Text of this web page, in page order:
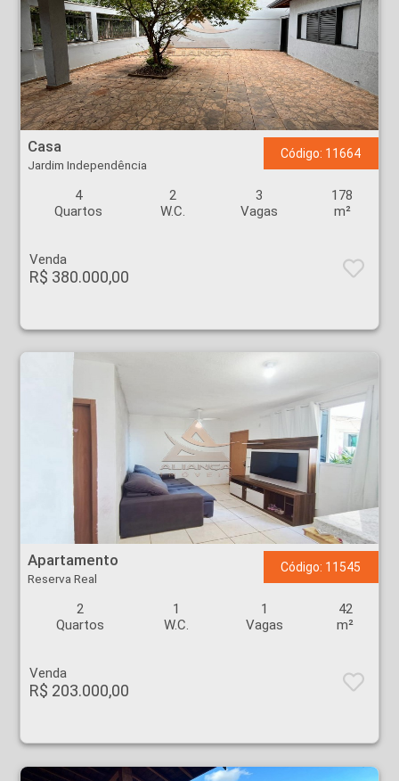
Casa - Jardim Independência - Ribeirão Preto
Casa
Jardim Independência
Código: 11664
4
Quartos
2
W.C.
3
Vagas
178
m²
Venda
R$ 380.000,00
Apartamento - Reserva Real - Ribeirão Preto
Apartamento
Reserva Real
Código: 11545
2
Quartos
1
W.C.
1
Vagas
42
m²
Venda
R$ 203.000,00